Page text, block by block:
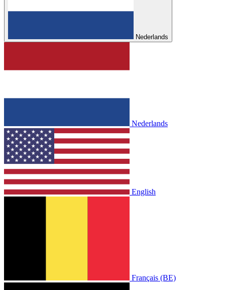
Nederlands
Nederlands
English
Français (BE)